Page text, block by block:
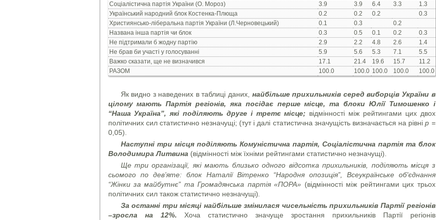
Соціалістична партія України (О. Мороз)
3.9 3.9 6.4 3.3
1.3
Український народний блок Костенка-Плюща
0.2 0.2 0.2
0.3
Християнсько-ліберальна партія України (Л.Черновецький)
0.1 0.3
0.2
Названа інша партія чи блок
0.3 0.5 0.1 0.2
0.3
Не підтримали б жодну партію
2.9 2.2 4.8 2.6
1.4
Не брав би участі у голосуванні
5.9 5.6 5.3 7.1
5.5
Важко сказати, ще не визначився
17.1 21.4 19.6 15.7
11.2
РАЗОМ
100.0 100.0 100.0 100.0 100.0
Як видно з наведених в таблиці даних, найбільше прихильників серед виборців України в
цілому мають Партія регіонів, яка посідає перше місце, та блоки Юлії Тимошенко і
“Наша Україна”, які поділяють друге і третє місце; відмінності між рейтингами цих двох
політичних сил статистично незначущі; (тут і далі статистична значущість визначається на рівніp =
0,05).
Наступні три місця поділяють Комуністична партія, Соціалістична партія та блок
Володимира Литвина (відмінності між їхніми рейтингами статистично незначущі).
Ще три організації, які мають близько одного відсотка прихильників, поділяють місця з
сьомого по дев’яте: блок Наталії Вітренко “Народня опозиція”, Всеукраїнське об'єднання
“Жінки за майбутнє” та Громадянська партія «ПОРА» (відмінності між рейтингами цих трьох
політичних сил також статистично незначущі)
За останні три місяці найбільше змінилася чисельність прихильників Партії регіонів
–зросла на 12%. Хоча статистично значуще зростання прихильників Партії регіонів